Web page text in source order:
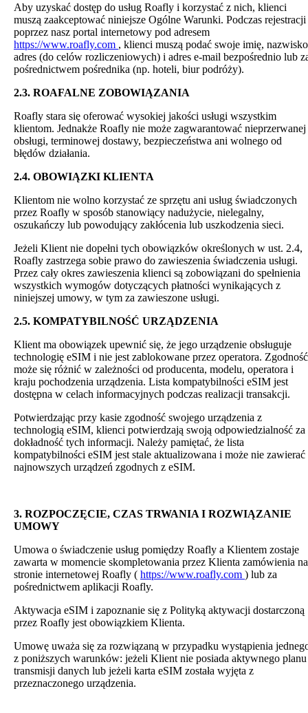
Aby uzyskać dostęp do usług Roafly i korzystać z nich, klienci
muszą zaakceptować niniejsze Ogólne Warunki. Podczas rejestracji
poprzez nasz portal internetowy pod adresem
https://www.roafly.com , klienci muszą podać swoje imię,
adres (do celów rozliczeniowych) i adres e-mail bezpośrednio lub
pośrednictwem pośrednika (np. hoteli, biur podróży).
2.3. ROAFALNE ZOBOWIĄZANIA
Roafly stara się oferować wysokiej jakości usługi wszystkim
klientom. Jednakże Roafly nie może zagwarantować nieprzerwanej
obsługi, terminowej dostawy, bezpieczeństwa ani wolnego od
błędów działania.
2.4. OBOWIĄZKI KLIENTA
Klientom nie wolno korzystać ze sprzętu ani usług świadczonych
przez Roafly w sposób stanowiący nadużycie, nielegalny,
oszukańczy lub powodujący zakłócenia lub uszkodzenia sieci.
Jeżeli Klient nie dopełni tych obowiązków określonych w ust. 2.4,
Roafly zastrzega sobie prawo do zawieszenia świadczenia usługi.
Przez cały okres zawieszenia klienci są zobowiązani do spełnienia
wszystkich wymogów dotyczących płatności wynikających z
niniejszej umowy, w tym za zawieszone usługi.
2.5. KOMPATYBILNOŚĆ URZĄDZENIA
Klient ma obowiązek upewnić się, że jego urządzenie obsługuje
technologię eSIM i nie jest zablokowane przez operatora. Zgodność
może się różnić w zależności od producenta, modelu, operatora i
kraju pochodzenia urządzenia. Lista kompatybilności eSIM jest
dostępna w celach informacyjnych podczas realizacji transakcji.
Potwierdzając przy kasie zgodność swojego urządzenia z
technologią eSIM, klienci potwierdzają swoją odpowiedzialność za
dokładność tych informacji. Należy pamiętać, że lista
kompatybilności eSIM jest stale aktualizowana i może nie zawierać
najnowszych urządzeń zgodnych z eSIM.
3. ROZPOCZĘCIE, CZAS TRWANIA I ROZWIĄZANIE
UMOWY
Umowa o świadczenie usług pomiędzy Roafly a Klientem zostaje
zawarta w momencie skompletowania przez Klienta zamówienia na
stronie internetowej Roafly ( https://www.roafly.com ) lub za
pośrednictwem aplikacji Roafly.
Aktywacja eSIM i zapoznanie się z Polityką aktywacji dostarczoną
przez Roafly jest obowiązkiem Klienta.
Umowę uważa się za rozwiązaną w przypadku wystąpienia
z poniższych warunków: jeżeli Klient nie posiada aktywnego planu
transmisji danych lub jeżeli karta eSIM została wyjęta z
przeznaczonego urządzenia.